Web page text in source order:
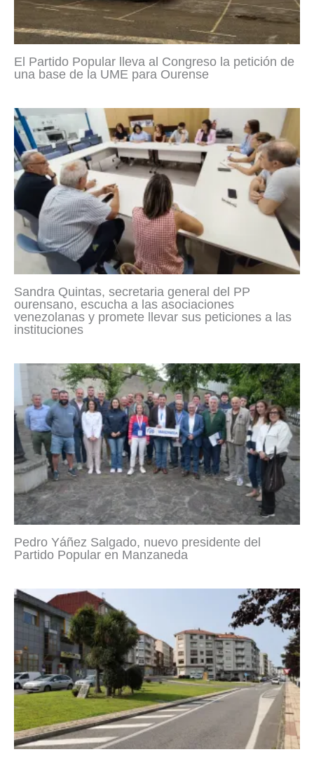
El Partido Popular lleva al Congreso la petición de
una base de la UME para Ourense
Sandra Quintas, secretaria general del PP
ourensano, escucha a las asociaciones
venezolanas y promete llevar sus peticiones a las
instituciones
Pedro Yáñez Salgado, nuevo presidente del
Partido Popular en Manzaneda